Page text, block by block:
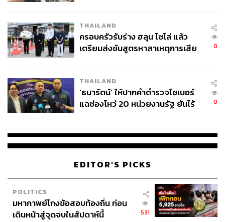
จ่ายหนี้-แอบระบุแบรนด์
THAILAND
ครอบครัวรับร่าง ฮลุน โซโล่ แล้ว
เตรียมส่งชันสูตรหาสาเหตุการเสีย
0
THAILAND
‘ธนารัตน์’ ให้ปากคำตำรวจไซเบอร์
แฉช่องโหว่ 20 หน่วยงานรัฐ ยันไร้
0
EDITOR'S PICKS
POLITICS
มหากาพย์โกงข้อสอบท้องถิ่น ก่อน
เดินหน้าสู่จุดจบในสัปดาห์นี้
531